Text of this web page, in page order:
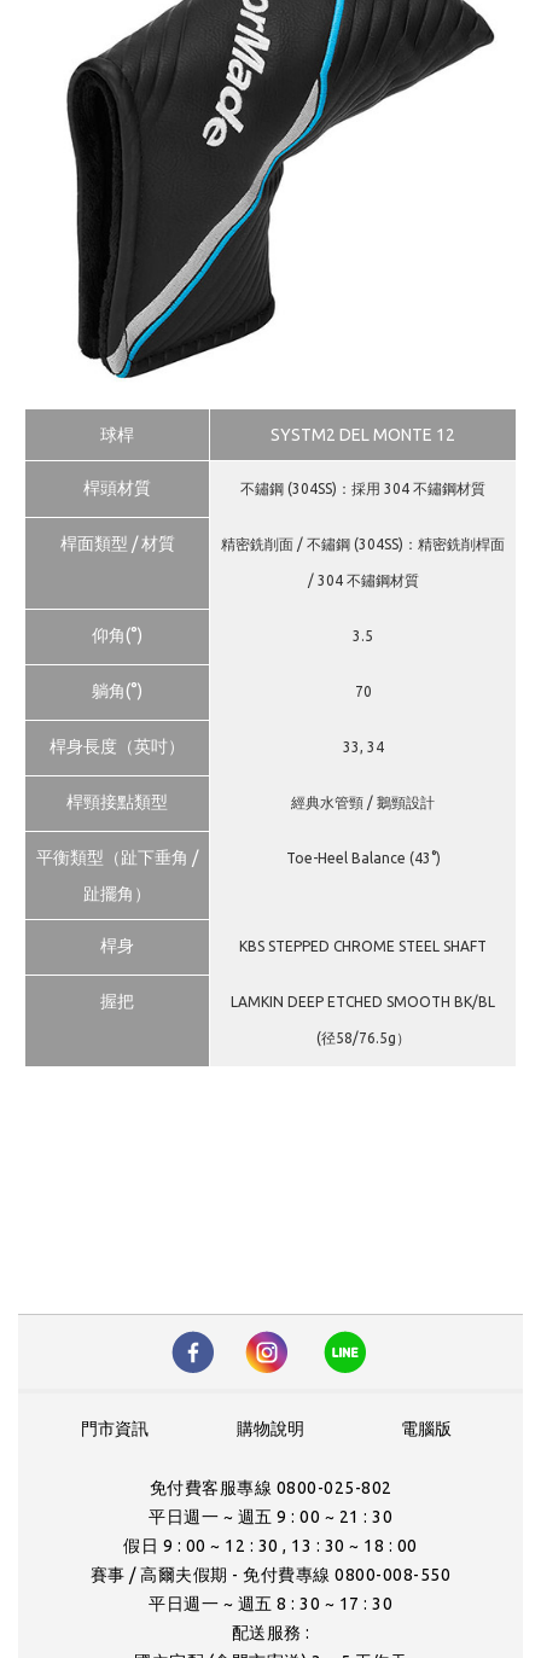
球桿 SYSTM2 DEL MONTE 12
桿頭材質 不鏽鋼 (304SS)：採用 304 不鏽鋼材質
桿面類型 / 材質 精密銑削面 / 不鏽鋼 (304SS)：精密銑削桿面
/ 304 不鏽鋼材質
仰角(°) 3.5
躺角(°) 70
桿身長度（英吋） 33, 34
桿頸接點類型 經典水管頸 / 鵝頸設計
平衡類型（趾下垂角 /
趾擺角）
Toe-Heel Balance (43°)
桿身 KBS STEPPED CHROME STEEL SHAFT
握把 LAMKIN DEEP ETCHED SMOOTH BK/BL
(径58/76.5g）
電腦版
購物說明
門市資訊
免付費客服專線 0800-025-802
平日週一 ~ 週五 9 : 00 ~ 21 : 30
假日 9 : 00 ~ 12 : 30 , 13 : 30 ~ 18 : 00
賽事 / 高爾夫假期 - 免付費專線 0800-008-550
平日週一 ~ 週五 8 : 30 ~ 17 : 30
配送服務 :